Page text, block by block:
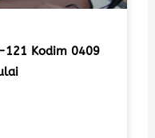
121 Kodim 0409